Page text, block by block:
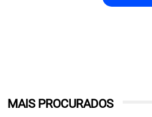
MAIS PROCURADOS